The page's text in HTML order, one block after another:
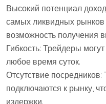
Высокий потенциал
самых ликвидных рынков
возможность получения
Гибкость: Трейдеры
любое время суток.
Отсутствие
подключаются к рынку,
издержки.